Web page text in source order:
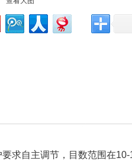
求自主调节，目数范围在